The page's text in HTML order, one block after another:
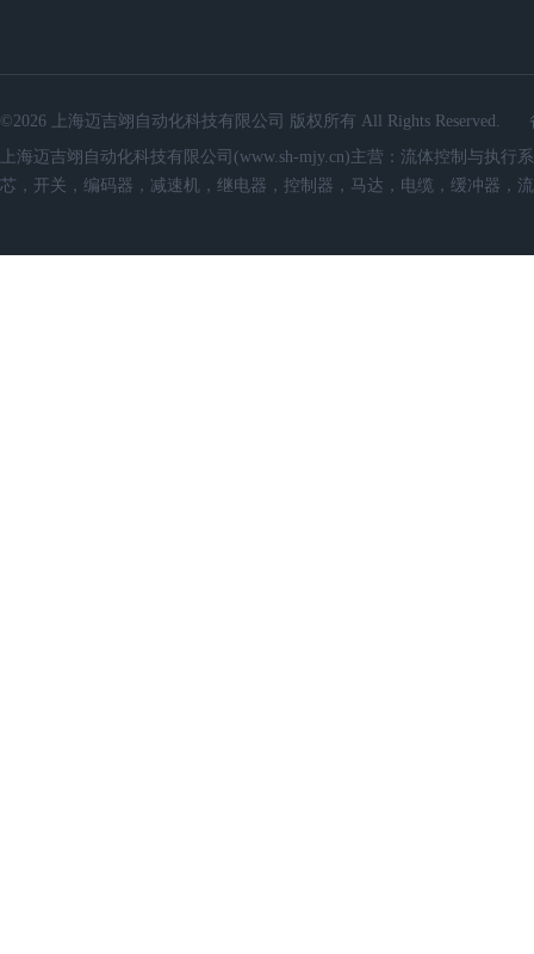
©2026 上海迈吉翊自动化科技有限公司 版权所有 All Rights Reserved.
上海迈吉翊自动化科技有限公司(www.sh-mjy.cn)主营：流体控制与执
芯，开关，编码器，减速机，继电器，控制器，马达，电缆，缓冲器，